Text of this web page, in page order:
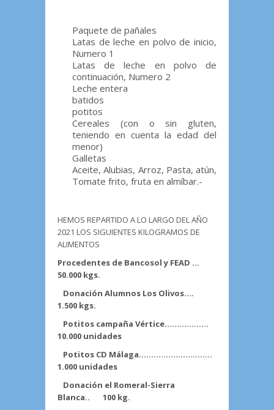
Paquete de pañales
Latas de leche en polvo de inicio,
Numero 1
Latas de leche en polvo de
continuación, Numero 2
Leche entera
batidos
potitos
Cereales (con o sin gluten,
teniendo en cuenta la edad del
menor)
Galletas
Aceite, Alubias, Arroz, Pasta, atún,
Tomate frito, fruta en almíbar.-
HEMOS REPARTIDO A LO LARGO DEL AÑO
2021 LOS SIGUIENTES KILOGRAMOS DE
ALIMENTOS
Procedentes de Bancosol y FEAD …
50.000 kgs.
Donación Alumnos Los Olivos….
1.500 kgs.
Potitos campaña Vértice………………
10.000 unidades
Potitos CD Málaga…………………………
1.000 unidades
Donación el Romeral-Sierra
Blanca.. 100 kg.